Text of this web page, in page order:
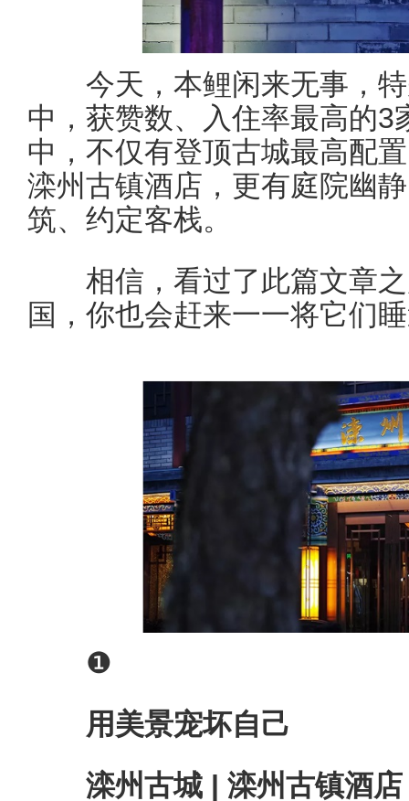
今天，本鲤闲来无事，特
中，获赞数、入住率最高的3
中，不仅有登顶古城最高配
滦州古镇酒店，更有庭院幽
筑、约定客栈。
相信，看过了此篇文章之
国，你也会赶来一一将它们
❶
用美景宠坏自己
滦州古城 | 滦州古镇酒店